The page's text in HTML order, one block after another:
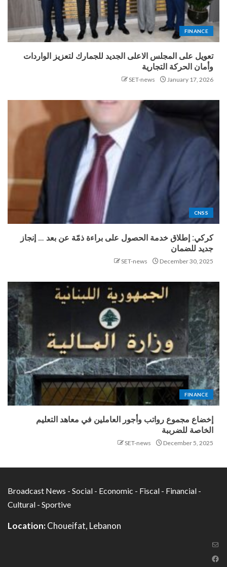
FINANCE
تعويل على المجلس الاعلى الجديد للجمارك لتعزيز الواردات
وأمان الحركة التجارية
January 17, 2026
SET-news
CNSS
كركي: إطلاق خدمة الحصول على براءة ذمّة عن بعد … إنجاز
جديد للضمان
December 30, 2025
SET-news
FINANCE
إخضاع مجموع رواتب وأجور العاملين في معاهد التعليم
الخاصة للضرببة
December 5, 2025
SET-news
Broadcast News - Social - Economic - Fiscal - Financial -
Cultural - Sportive
Location:Choueifat, Lebanon